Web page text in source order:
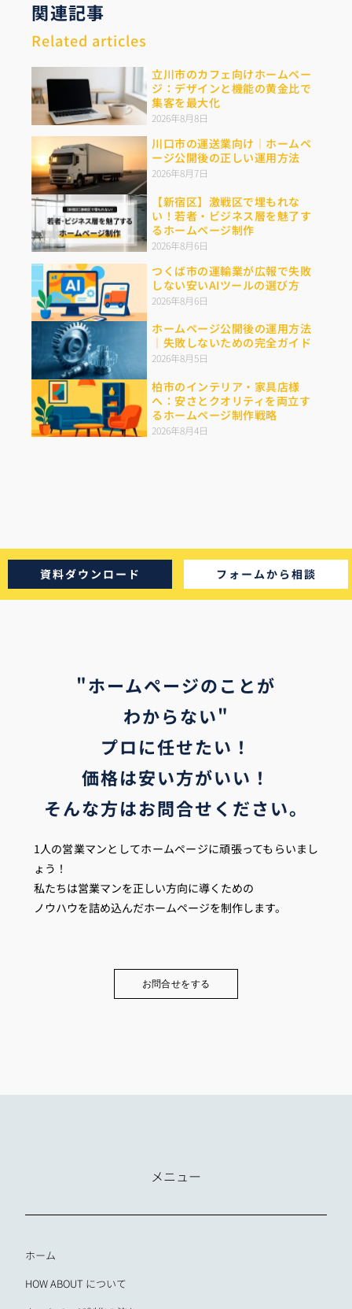
関連記事
Related articles
立川市のカフェ向けホームペー
ジ：デザインと機能の黄金比で
集客を最大化
2026年8月8日
川口市の運送業向け｜ホームペ
ージ公開後の正しい運用方法
2026年8月7日
【新宿区】激戦区で埋もれな
い！若者・ビジネス層を魅了す
るホームページ制作
2026年8月6日
つくば市の運輸業が広報で失敗
しない安いAIツールの選び方
2026年8月6日
ホームページ公開後の運用方法
｜失敗しないための完全ガイド
2026年8月5日
柏市のインテリア・家具店様
へ：安さとクオリティを両立す
るホームページ制作戦略
2026年8月4日
資料ダウンロード フォームから相談
"ホームページのことが
わからない"
プロに任せたい！
価格は安い方がいい！
そんな方はお問合せください。
1人の営業マンとしてホームページに頑張ってもらいまし
ょう！
私たちは営業マンを正しい方向に導くための
ノウハウを詰め込んだホームページを制作します。
お問合せをする
メニュー
ホーム
HOW ABOUT について